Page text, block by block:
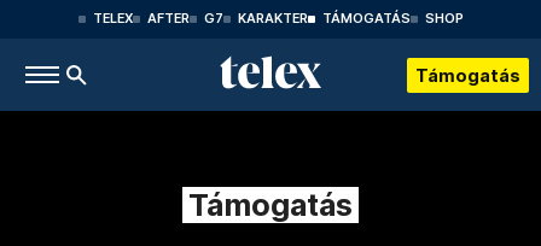
TELEX AFTER G7 KARAKTER TÁMOGATÁS SHOP
Támogatás
Támogatás